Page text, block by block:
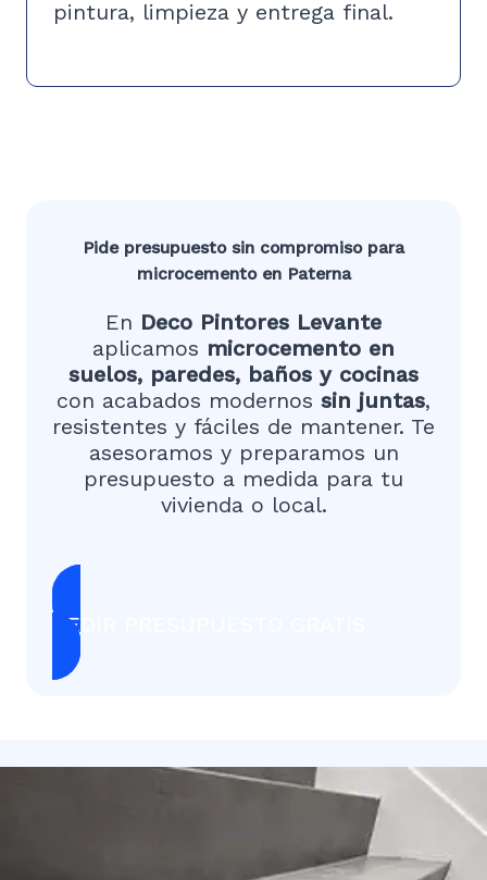
pintura, limpieza y entrega final.
Pide presupuesto sin compromiso para
microcemento en Paterna
En Deco Pintores Levante
aplicamos microcemento en
suelos, paredes, baños y cocinas
con acabados modernos sin juntas,
resistentes y fáciles de mantener. Te
asesoramos y preparamos un
presupuesto a medida para tu
vivienda o local.
PEDIR PRESUPUESTO GRATIS